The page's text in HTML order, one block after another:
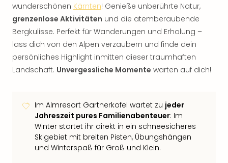
wunderschönen Kärnten! Genieße unberührte Natur,
grenzenlose Aktivitäten und die atemberaubende
Bergkulisse. Perfekt für Wanderungen und Erholung –
lass dich von den Alpen verzaubern und finde dein
persönliches Highlight inmitten dieser traumhaften
Landschaft. Unvergessliche Momente warten auf dich!
Im Almresort Gartnerkofel wartet zu jeder
Jahreszeit pures Familienabenteuer: Im
Winter startet ihr direkt in ein schneesicheres
Skigebiet mit breiten Pisten, Übungshängen
und Winterspaß für Groß und Klein.